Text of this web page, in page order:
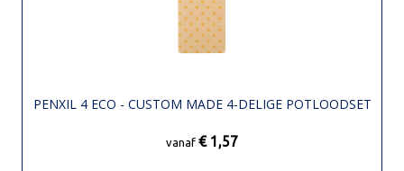
PENXIL 4 ECO - CUSTOM MADE 4-DELIGE POTLOODSET
vanaf € 1,57